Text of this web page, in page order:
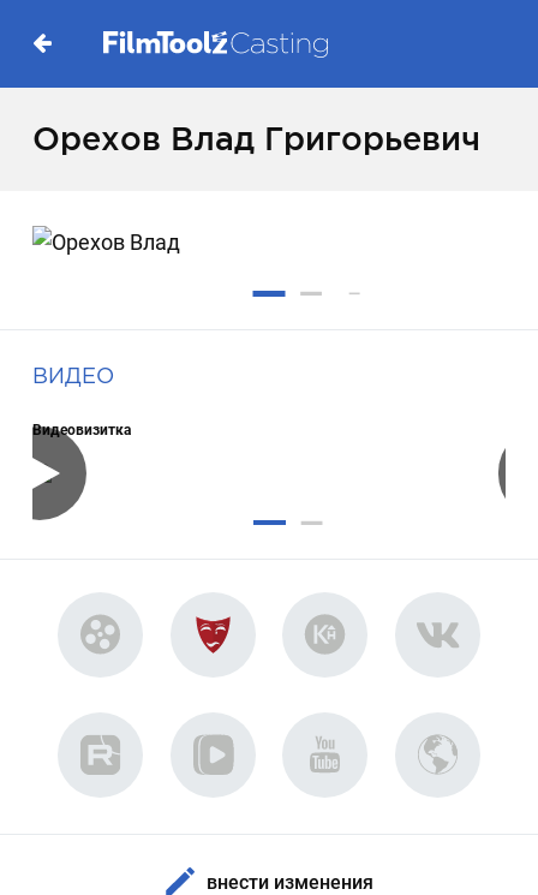
Орехов Влад Григорьевич
ВИДЕО
Видеовизитка
внести изменения